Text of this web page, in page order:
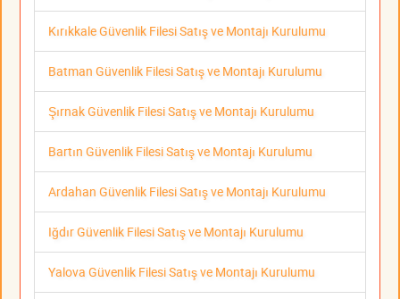
Kırıkkale Güvenlik Filesi Satış ve Montajı Kurulumu
Batman Güvenlik Filesi Satış ve Montajı Kurulumu
Şırnak Güvenlik Filesi Satış ve Montajı Kurulumu
Bartın Güvenlik Filesi Satış ve Montajı Kurulumu
Ardahan Güvenlik Filesi Satış ve Montajı Kurulumu
Iğdır Güvenlik Filesi Satış ve Montajı Kurulumu
Yalova Güvenlik Filesi Satış ve Montajı Kurulumu